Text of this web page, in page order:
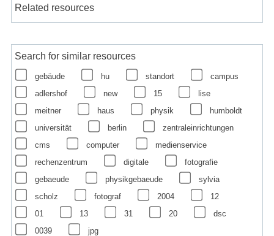
Related resources
Search for similar resources
gebäude hu standort
campus
adlershof
new 15
lise
meitner
haus physik
humboldt
universität
berlin
zentraleinrichtungen
cms
computer
medienservice
rechenzentrum
digitale
fotografie
gebaeude
physikgebaeude
sylvia
scholz
fotograf 2004
12
01
13 31 20
dsc
0039
jpg